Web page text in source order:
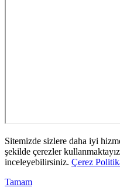
Sitemizde sizlere daha iyi
şekilde çerezler
inceleyebilirsiniz. Çerez
Tamam